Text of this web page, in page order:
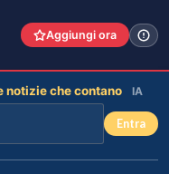
Aggiungi ora
notizie che contano IA
Entra